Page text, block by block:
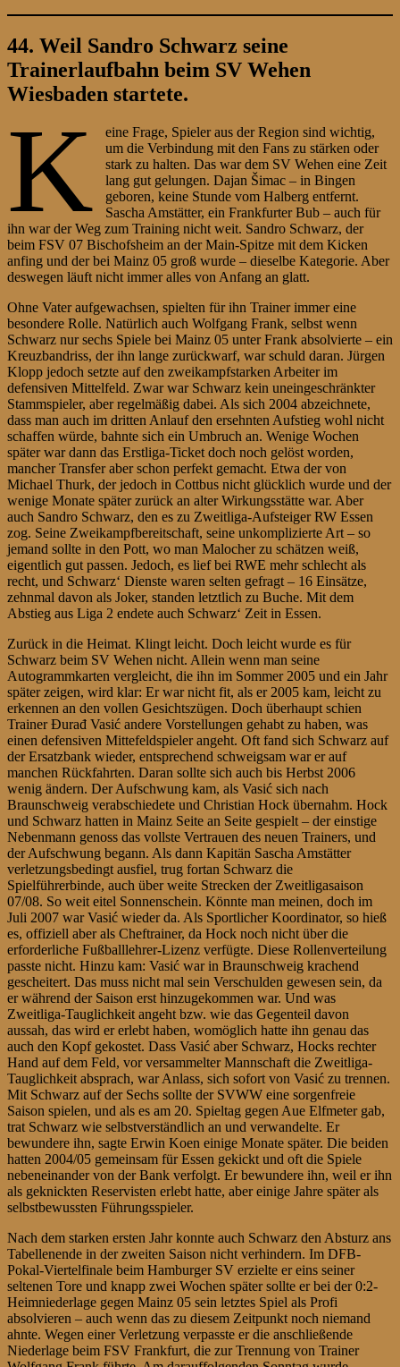
44. Weil Sandro Schwarz seine
Trainerlaufbahn beim SV Wehen
Wiesbaden startete.
K
eine Frage, Spieler aus der Region sind wichtig,
um die Verbindung mit den Fans zu stärken oder
stark zu halten. Das war dem SV Wehen eine Zeit
lang gut gelungen. Dajan Šimac – in Bingen
geboren, keine Stunde vom Halberg entfernt.
Sascha Amstätter, ein Frankfurter Bub – auch für
ihn war der Weg zum Training nicht weit. Sandro Schwarz, der
beim FSV 07 Bischofsheim an der Main-Spitze mit dem Kicken
anfing und der bei Mainz 05 groß wurde – dieselbe Kategorie. Aber
deswegen läuft nicht immer alles von Anfang an glatt.
Ohne Vater aufgewachsen, spielten für ihn Trainer immer eine
besondere Rolle. Natürlich auch Wolfgang Frank, selbst wenn
Schwarz nur sechs Spiele bei Mainz 05 unter Frank absolvierte – ein
Kreuzbandriss, der ihn lange zurückwarf, war schuld daran. Jürgen
Klopp jedoch setzte auf den zweikampfstarken Arbeiter im
defensiven Mittelfeld. Zwar war Schwarz kein uneingeschränkter
Stammspieler, aber regelmäßig dabei. Als sich 2004 abzeichnete,
dass man auch im dritten Anlauf den ersehnten Aufstieg wohl nicht
schaffen würde, bahnte sich ein Umbruch an. Wenige Wochen
später war dann das Erstliga-Ticket doch noch gelöst worden,
mancher Transfer aber schon perfekt gemacht. Etwa der von
Michael Thurk, der jedoch in Cottbus nicht glücklich wurde und der
wenige Monate später zurück an alter Wirkungsstätte war. Aber
auch Sandro Schwarz, den es zu Zweitliga-Aufsteiger RW Essen
zog. Seine Zweikampfbereitschaft, seine unkomplizierte Art – so
jemand sollte in den Pott, wo man Malocher zu schätzen weiß,
eigentlich gut passen. Jedoch, es lief bei RWE mehr schlecht als
recht, und Schwarz‘ Dienste waren selten gefragt – 16 Einsätze,
zehnmal davon als Joker, standen letztlich zu Buche. Mit dem
Abstieg aus Liga 2 endete auch Schwarz‘ Zeit in Essen.
Zurück in die Heimat. Klingt leicht. Doch leicht wurde es für
Schwarz beim SV Wehen nicht. Allein wenn man seine
Autogrammkarten vergleicht, die ihn im Sommer 2005 und ein Jahr
später zeigen, wird klar: Er war nicht fit, als er 2005 kam, leicht zu
erkennen an den vollen Gesichtszügen. Doch überhaupt schien
Trainer Đurađ Vasić andere Vorstellungen gehabt zu haben, was
einen defensiven Mittefeldspieler angeht. Oft fand sich Schwarz auf
der Ersatzbank wieder, entsprechend schweigsam war er auf
manchen Rückfahrten. Daran sollte sich auch bis Herbst 2006
wenig ändern. Der Aufschwung kam, als Vasić sich nach
Braunschweig verabschiedete und Christian Hock übernahm. Hock
und Schwarz hatten in Mainz Seite an Seite gespielt – der einstige
Nebenmann genoss das vollste Vertrauen des neuen Trainers, und
der Aufschwung begann. Als dann Kapitän Sascha Amstätter
verletzungsbedingt ausfiel, trug fortan Schwarz die
Spielführerbinde, auch über weite Strecken der Zweitligasaison
07/08. So weit eitel Sonnenschein. Könnte man meinen, doch im
Juli 2007 war Vasić wieder da. Als Sportlicher Koordinator, so hieß
es, offiziell aber als Cheftrainer, da Hock noch nicht über die
erforderliche Fußballlehrer-Lizenz verfügte. Diese Rollenverteilung
passte nicht. Hinzu kam: Vasić war in Braunschweig krachend
gescheitert. Das muss nicht mal sein Verschulden gewesen sein, da
er während der Saison erst hinzugekommen war. Und was
Zweitliga-Tauglichkeit angeht bzw. wie das Gegenteil davon
aussah, das wird er erlebt haben, womöglich hatte ihn genau das
auch den Kopf gekostet. Dass Vasić aber Schwarz, Hocks rechter
Hand auf dem Feld, vor versammelter Mannschaft die Zweitliga-
Tauglichkeit absprach, war Anlass, sich sofort von Vasić zu trennen.
Mit Schwarz auf der Sechs sollte der SVWW eine sorgenfreie
Saison spielen, und als es am 20. Spieltag gegen Aue Elfmeter gab,
trat Schwarz wie selbstverständlich an und verwandelte. Er
bewundere ihn, sagte Erwin Koen einige Monate später. Die beiden
hatten 2004/05 gemeinsam für Essen gekickt und oft die Spiele
nebeneinander von der Bank verfolgt. Er bewundere ihn, weil er ihn
als geknickten Reservisten erlebt hatte, aber einige Jahre später als
selbstbewussten Führungsspieler.
Nach dem starken ersten Jahr konnte auch Schwarz den Absturz ans
Tabellenende in der zweiten Saison nicht verhindern. Im DFB-
Pokal-Viertelfinale beim Hamburger SV erzielte er eins seiner
seltenen Tore und knapp zwei Wochen später sollte er bei der 0:2-
Heimniederlage gegen Mainz 05 sein letztes Spiel als Profi
absolvieren – auch wenn das zu diesem Zeitpunkt noch niemand
ahnte. Wegen einer Verletzung verpasste er die anschließende
Niederlage beim FSV Frankfurt, die zur Trennung von Trainer